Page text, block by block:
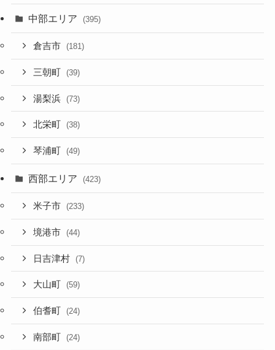
中部エリア (395)
倉吉市 (181)
三朝町 (39)
湯梨浜 (73)
北栄町 (38)
琴浦町 (49)
西部エリア (423)
米子市 (233)
境港市 (44)
日吉津村 (7)
大山町 (59)
伯耆町 (24)
南部町 (24)